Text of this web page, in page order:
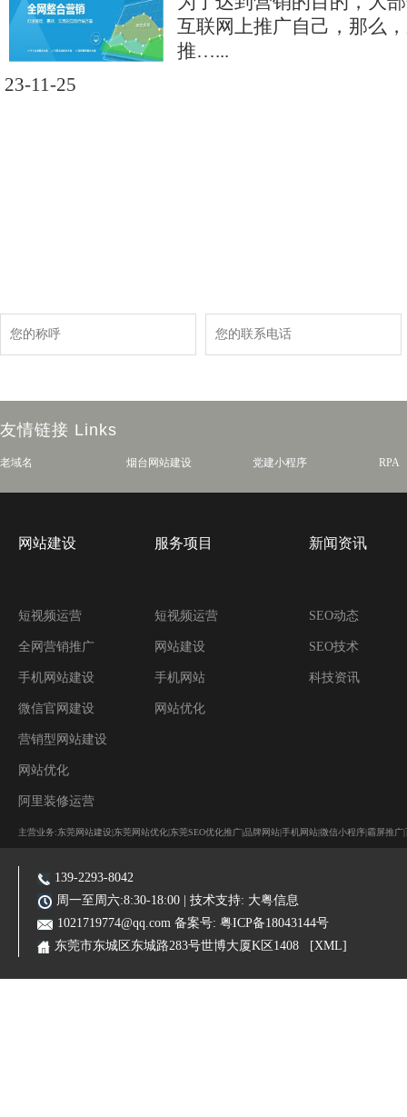
互联网上推广自己，那么
推…...
23-11-25
友情链接 Links
老域名 烟台网站建设 党建小程序 RPA
网站建设
短视频运营
全网营销推广
手机网站建设
微信官网建设
营销型网站建设
网站优化
阿里装修运营
服务项目
短视频运营
网站建设
手机网站
网站优化
新闻资讯
SEO动态
SEO技术
科技资讯
主营业务:东莞网站建设|东莞网站优化|东莞SEO优化推广|品牌网站|手机网站|微信小程序|霸屏推广
139-2293-8042
周一至周六:8:30-18:00 | 技术支持: 大粤信息
1021719774@qq.com 备案号: 粤ICP备18043144号
东莞市东城区东城路283号世博大厦K区1408
[XML]